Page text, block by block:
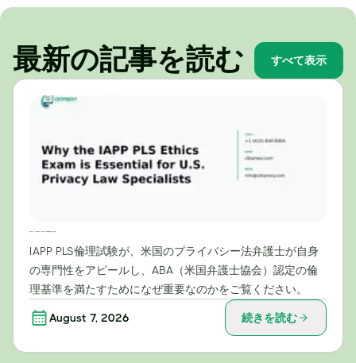
最新の記事を読む すべて表示
IAPP PLS倫理試験が、米国のプライバシー法弁護士が自身
の専門性をアピールし、ABA（米国弁護士協会）認定の倫
理基準を満たすためになぜ重要なのかをご覧ください。
August 7, 2026 続きを読む